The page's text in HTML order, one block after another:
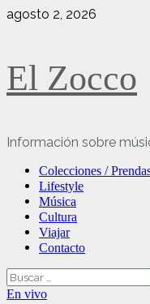
Saltar
agosto 2, 2026
El Zocco
Información sobre
Menú
principal
Colecciones /
Lifestyle
Música
Cultura
Viajar
Contacto
Buscar:
En vivo